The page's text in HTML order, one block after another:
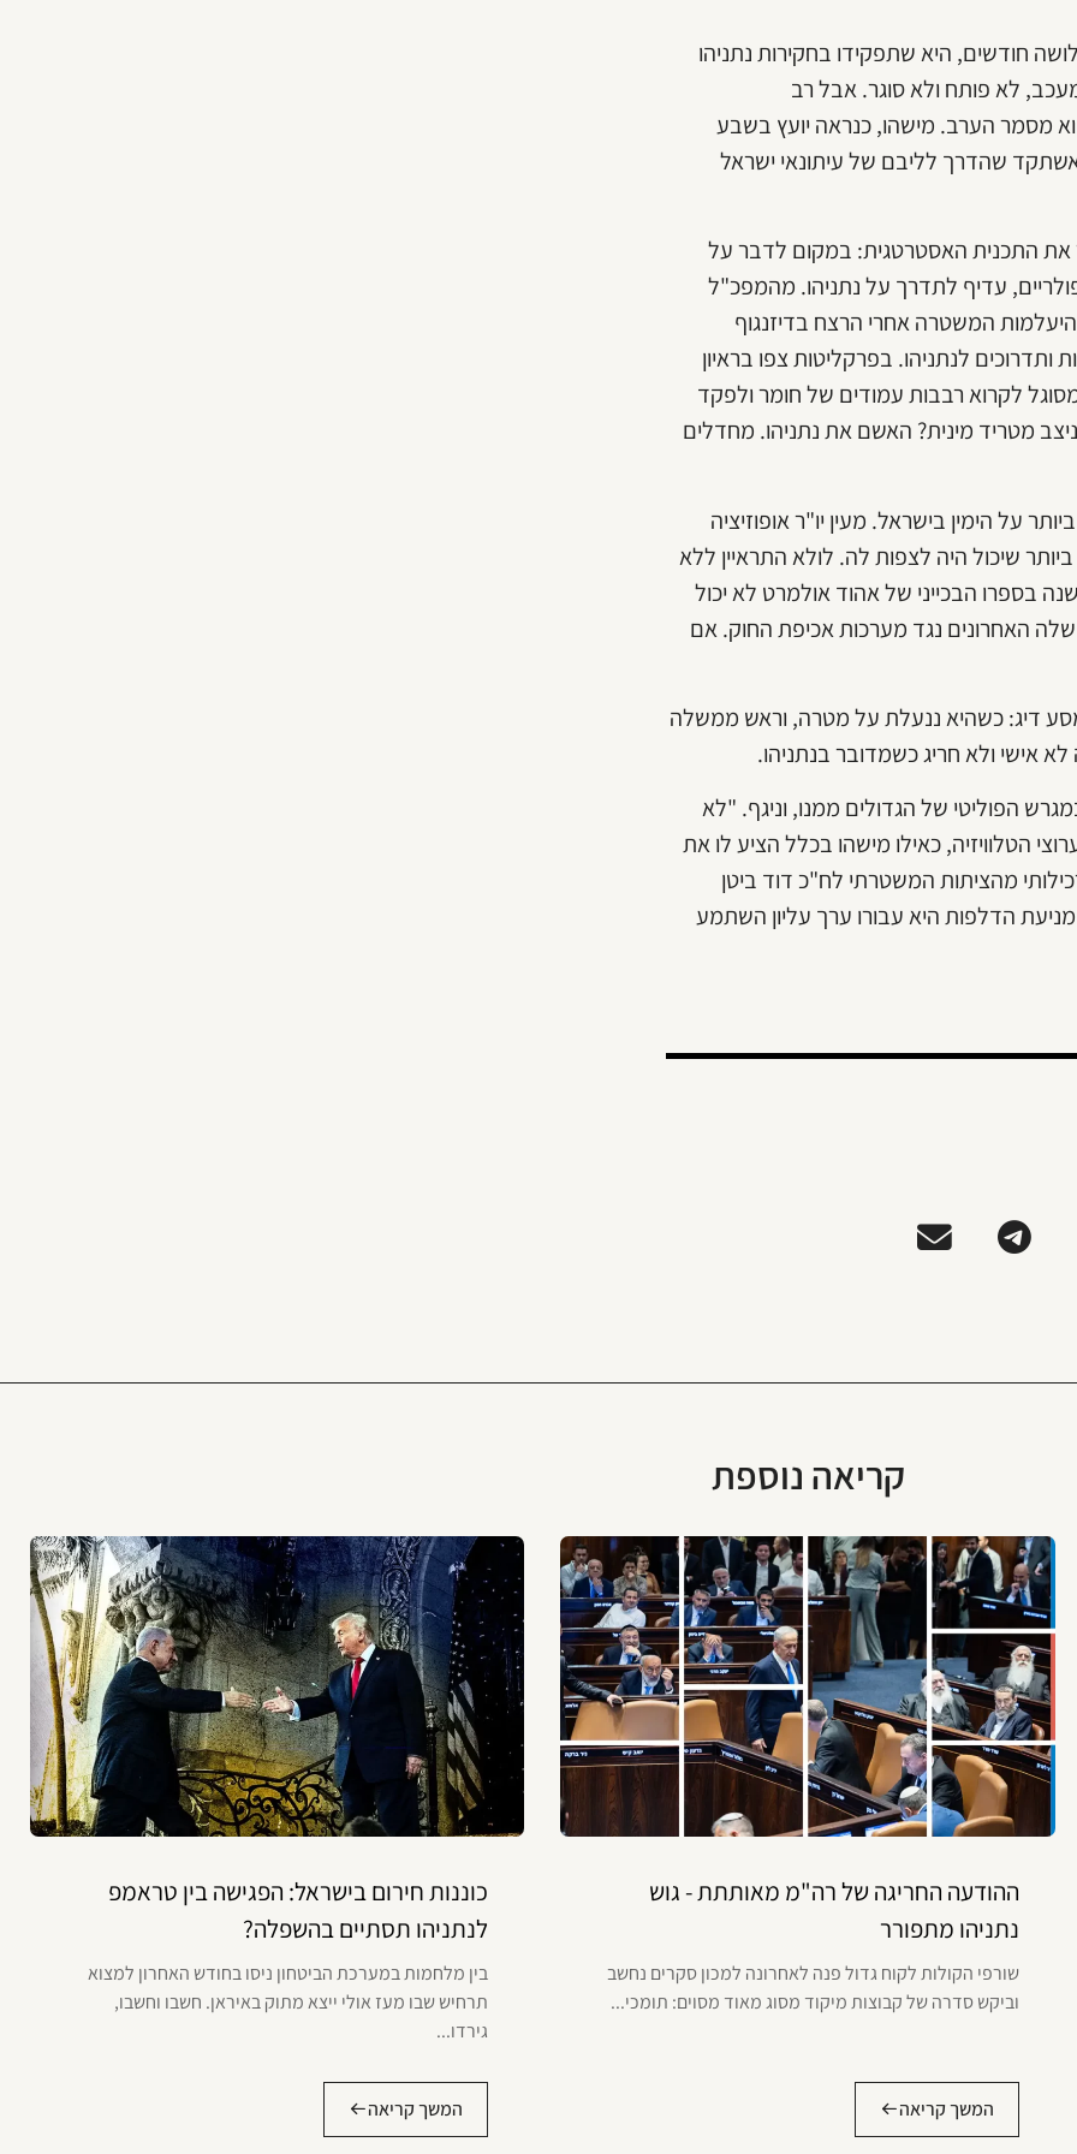
חודשים, היא שתפקידו בחקירות נתניהו
לא פותח ולא סוגר. אבל רב
מסמר הערב. מישהו, כנראה יועץ בשבע
אשתקד שהדרך לליבם של עיתונאי ישראל
את התכנית האסטרטגית: במקום לדבר על
עדיף לתדרך על נתניהו. מהמפכ"ל
המשטרה אחרי הרצח בדיזנגוף
לנתניהו. בפרקליטות צפו בראיון
לקרוא רבבות עמודים של חומר ולפקד
מטריד מינית? האשם את נתניהו. מחדלים
על הימין בישראל. מעין יו"ר אופוזיציה
שיכול היה לצפות לה. לולא התראיין ללא
בספרו הבכייני של אהוד אולמרט לא יכול
האחרונים נגד מערכות אכיפת החוק. אם
דיג: כשהיא ננעלת על מטרה, וראש ממשלה
אישי ולא חריג כשמדובר בנתניהו.
הפוליטי של הגדולים ממנו, וניגף. "לא
הטלוויזיה, כאילו מישהו בכלל הציע לו את
מהציתות המשטרתי לח"כ דוד ביטן
הדלפות היא עבורו ערך עליון השתמע
קריאה נוספת
ההודעה החריגה של רה"מ מאותתת - גוש
נתניהו מתפורר
שורפי הקולות לקוח גדול פנה לאחרונה למכון סקרים נחשב
וביקש סדרה של קבוצות מיקוד מסוג מאוד מסוים: תומכי...
המשך קריאה
כוננות חירום בישראל: הפגישה בין טראמפ
לנתניהו תסתיים בהשפלה?
בין מלחמות במערכת הביטחון ניסו בחודש האחרון למצוא
תרחיש שבו מעז אולי ייצא מתוק באיראן. חשבו וחשבו,
גירדו...
המשך קריאה